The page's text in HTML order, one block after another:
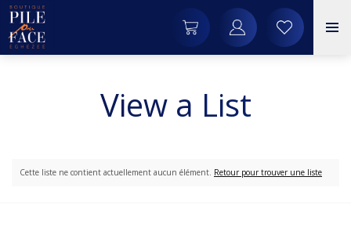
View a List
Cette liste ne contient actuellement aucun élément. Retour pour trouver une liste